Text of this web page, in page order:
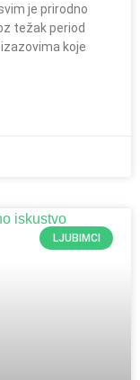
je prirodno
težak period
koje
LJUBIMCI